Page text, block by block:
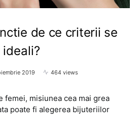
de ce criterii se
2019
464 views
femei, misiunea cea mai grea
poate fi alegerea bijuteriilor